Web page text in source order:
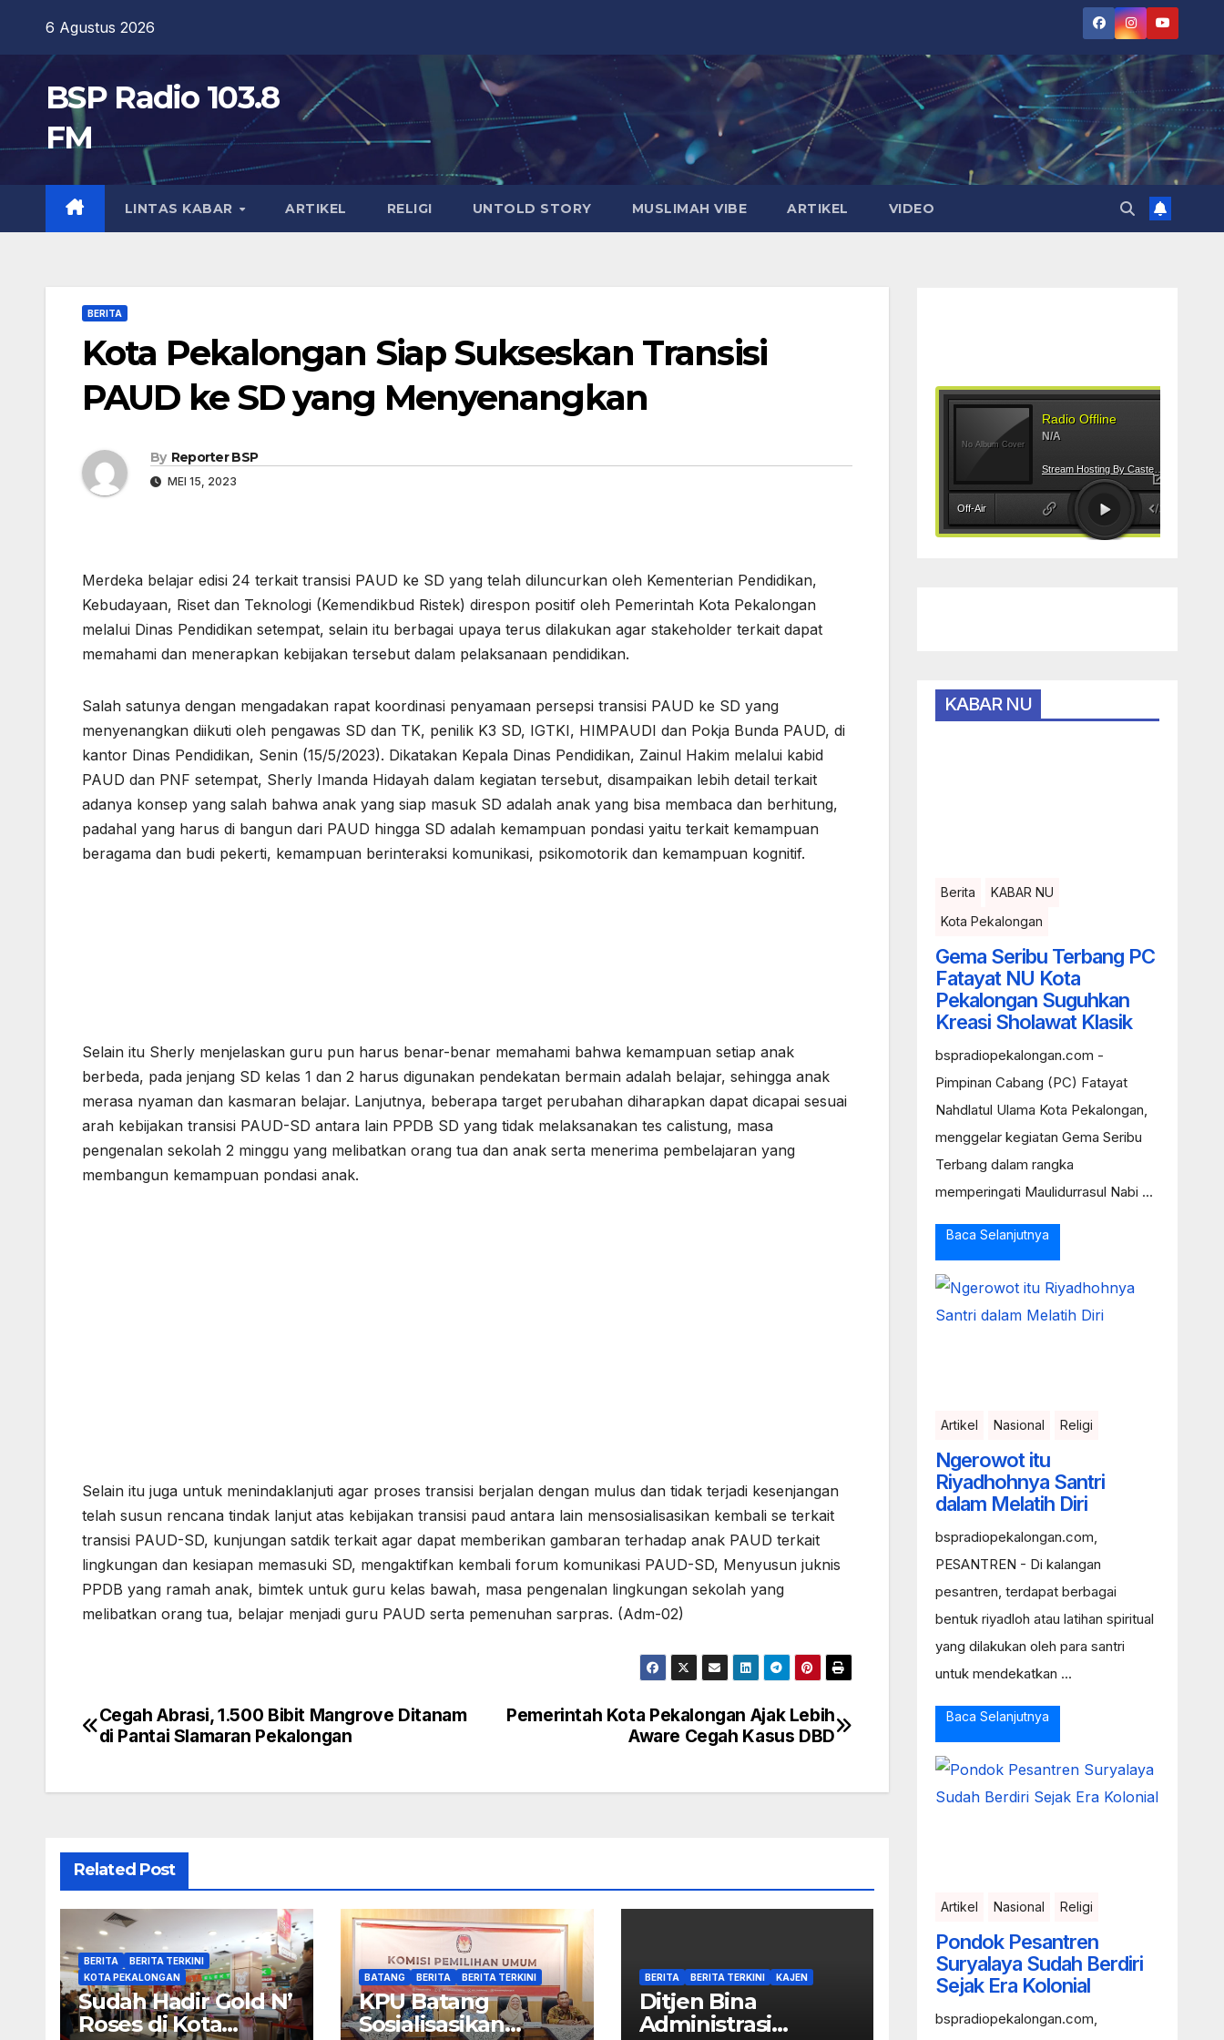
content
6 Agustus 2026
BSP Radio 103.8
FM
LINTAS KABAR ARTIKEL RELIGI UNTOLD STORY MUSLIMAH VIBE ARTIKEL VIDEO
BERITA
Kota Pekalongan Siap Sukseskan Transisi
PAUD ke SD yang Menyenangkan
By Reporter BSP
MEI 15, 2023
Merdeka belajar edisi 24 terkait transisi PAUD ke SD yang telah diluncurkan oleh Kementerian Pendidikan,
Kebudayaan, Riset dan Teknologi (Kemendikbud Ristek) direspon positif oleh Pemerintah Kota Pekalongan
melalui Dinas Pendidikan setempat, selain itu berbagai upaya terus dilakukan agar stakeholder terkait dapat
memahami dan menerapkan kebijakan tersebut dalam pelaksanaan pendidikan.
Salah satunya dengan mengadakan rapat koordinasi penyamaan persepsi transisi PAUD ke SD yang
menyenangkan diikuti oleh pengawas SD dan TK, penilik K3 SD, IGTKI, HIMPAUDI dan Pokja Bunda PAUD, di
kantor Dinas Pendidikan, Senin (15/5/2023). Dikatakan Kepala Dinas Pendidikan, Zainul Hakim melalui kabid
PAUD dan PNF setempat, Sherly Imanda Hidayah dalam kegiatan tersebut, disampaikan lebih detail terkait
adanya konsep yang salah bahwa anak yang siap masuk SD adalah anak yang bisa membaca dan berhitung,
padahal yang harus di bangun dari PAUD hingga SD adalah kemampuan pondasi yaitu terkait kemampuan
beragama dan budi pekerti, kemampuan berinteraksi komunikasi, psikomotorik dan kemampuan kognitif.
Selain itu Sherly menjelaskan guru pun harus benar-benar memahami bahwa kemampuan setiap anak
berbeda, pada jenjang SD kelas 1 dan 2 harus digunakan pendekatan bermain adalah belajar, sehingga anak
merasa nyaman dan kasmaran belajar. Lanjutnya, beberapa target perubahan diharapkan dapat dicapai sesuai
arah kebijakan transisi PAUD-SD antara lain PPDB SD yang tidak melaksanakan tes calistung, masa
pengenalan sekolah 2 minggu yang melibatkan orang tua dan anak serta menerima pembelajaran yang
membangun kemampuan pondasi anak.
Selain itu juga untuk menindaklanjuti agar proses transisi berjalan dengan mulus dan tidak terjadi kesenjangan
telah susun rencana tindak lanjut atas kebijakan transisi paud antara lain mensosialisasikan kembali se terkait
transisi PAUD-SD, kunjungan satdik terkait agar dapat memberikan gambaran terhadap anak PAUD terkait
lingkungan dan kesiapan memasuki SD, mengaktifkan kembali forum komunikasi PAUD-SD, Menyusun juknis
PPDB yang ramah anak, bimtek untuk guru kelas bawah, masa pengenalan lingkungan sekolah yang
melibatkan orang tua, belajar menjadi guru PAUD serta pemenuhan sarpras. (Adm-02)
Navigasi
Pemerintah Kota Pekalongan Ajak Lebih
Aware Cegah Kasus DBD
Cegah Abrasi, 1.500 Bibit Mangrove Ditanam
di Pantai Slamaran Pekalongan
Related Post
BERITA
BERITA TERKINI
KOTA PEKALONGAN
Sudah Hadir Gold N’
Roses di Kota
BATANG BERITA BERITA TERKINI
KPU Batang
Sosialisasikan
BERITA BERITA TERKINI KAJEN
Ditjen Bina
Administrasi
KABAR NU
Berita
KABAR NU
Kota Pekalongan
Gema Seribu Terbang PC
Fatayat NU Kota
Pekalongan Suguhkan
Kreasi Sholawat Klasik
bspradiopekalongan.com -
Pimpinan Cabang (PC) Fatayat
Nahdlatul Ulama Kota Pekalongan,
menggelar kegiatan Gema Seribu
Terbang dalam rangka
memperingati Maulidurrasul Nabi ...
Baca Selanjutnya
Artikel Nasional Religi
Ngerowot itu
Riyadhohnya Santri
dalam Melatih Diri
bspradiopekalongan.com,
PESANTREN - Di kalangan
pesantren, terdapat berbagai
bentuk riyadloh atau latihan spiritual
yang dilakukan oleh para santri
untuk mendekatkan ...
Baca Selanjutnya
Artikel Nasional Religi
Pondok Pesantren
Suryalaya Sudah Berdiri
Sejak Era Kolonial
bspradiopekalongan.com,